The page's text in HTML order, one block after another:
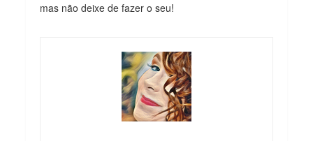
mas não deixe de fazer o seu!